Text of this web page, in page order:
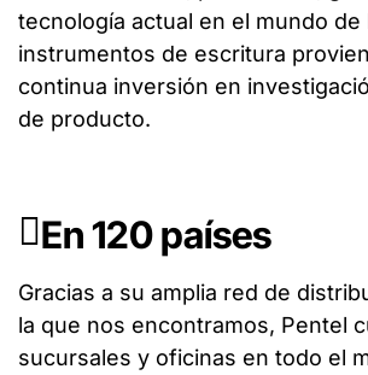
tecnología actual en el mundo de
instrumentos de escritura
continua inversión en
de producto.
En 120 países
Gracias a su amplia red de
la que nos encontramos, Pentel
sucursales y oficinas en todo el